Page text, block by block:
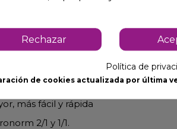
el contacto de las cubetas
la vida útil del armario.
deseado, con mayor rapidez
más fácil y rápida
2/1 y 1/1.
Rechazar
Política de
de cookies actualizada por última